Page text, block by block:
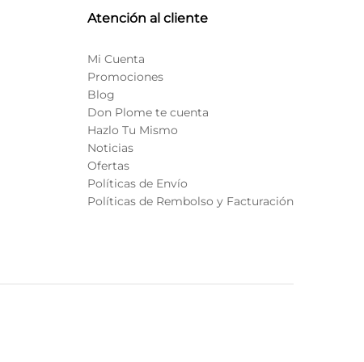
Atención al cliente
Mi Cuenta
Promociones
Blog
Don Plome te cuenta
Hazlo Tu Mismo
Noticias
Ofertas
Políticas de Envío
Políticas de Rembolso y Facturación